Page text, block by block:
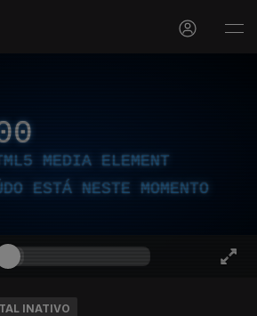
MEDIA ELEMENT
ESTÁ NESTE MOMENTO
INATIVO